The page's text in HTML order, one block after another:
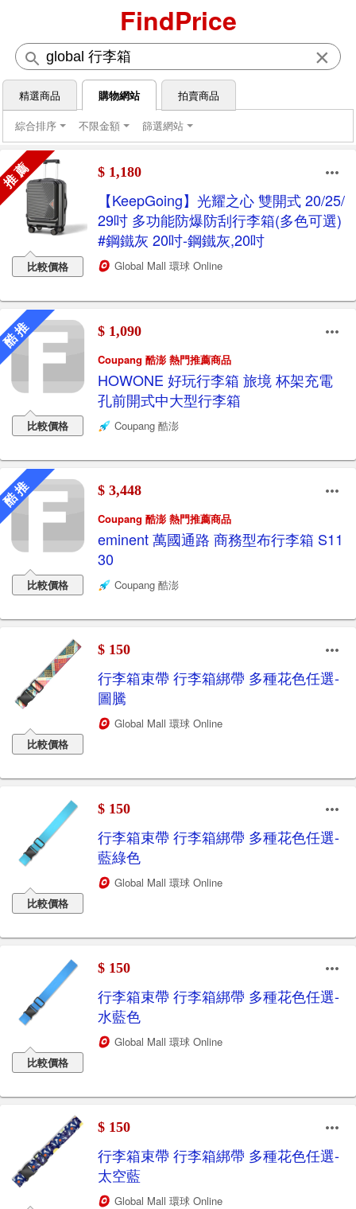
FindPrice
×
精選商品 購物網站
拍賣商品
綜合排序
不限金額 篩選網站
薦
比較價格
$ 1,180
【KeepGoing】光耀之心 雙開式 20/25/
29吋 多功能防爆防刮行李箱(多色可選)
#鋼鐵灰 20吋-鋼鐵灰,20吋
Global Mall 環球 Online
推
比較價格
$ 1,090
Coupang 酷澎 熱門推薦商品
HOWONE 好玩行李箱 旅境 杯架充電
孔前開式中大型行李箱
Coupang 酷澎
推
比較價格
$ 3,448
Coupang 酷澎 熱門推薦商品
eminent 萬國通路 商務型布行李箱 S11
30
Coupang 酷澎
比較價格
$ 150
行李箱束帶 行李箱綁帶 多種花色任選-
圖騰
Global Mall 環球 Online
比較價格
$ 150
行李箱束帶 行李箱綁帶 多種花色任選-
藍綠色
Global Mall 環球 Online
比較價格
$ 150
行李箱束帶 行李箱綁帶 多種花色任選-
水藍色
Global Mall 環球 Online
$ 150
行李箱束帶 行李箱綁帶 多種花色任選-
太空藍
Global Mall 環球 Online